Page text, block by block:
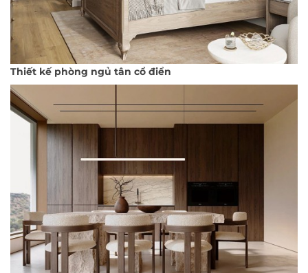
Thiết kế phòng ngủ tân cổ điển